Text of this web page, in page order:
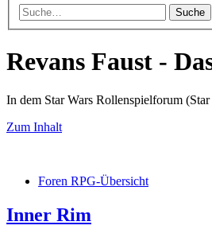
Suche
Revans Faust -
In dem Star Wars Rollenspielforum
Zum Inhalt
Foren RPG-Übersicht
Inner Rim